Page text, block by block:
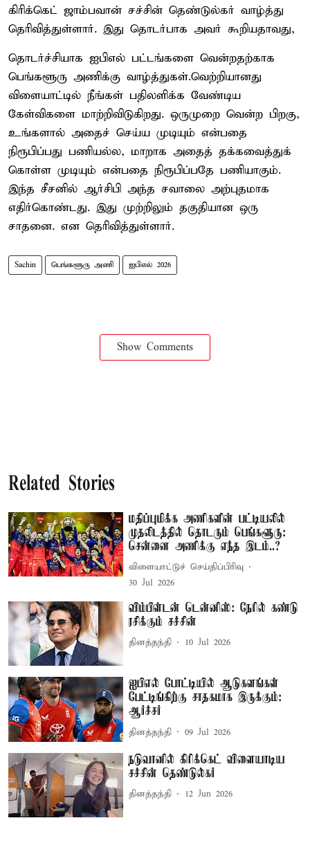
கிரிக்கெட் ஜாம்பவான் சச்சின் தெண்டுல்கர் வாழ்த்து
தெரிவித்துள்ளார். இது தொடர்பாக அவர் கூறியதாவது,
தொடர்ச்சியாக ஐபிஎல் பட்டங்களை வென்றதற்காக
பெங்களூரு அணிக்கு வாழ்த்துகள்.வெற்றியானது
விளையாட்டில் நீங்கள் பதிலளிக்க வேண்டிய
கேள்விகளை மாற்றிவிடுகிறது. ஒருமுறை வென்ற பிறகு,
உங்களால் அதைச் செய்ய முடியும் என்பதை
நிரூபிப்பது பணியல்ல, மாறாக அதைத் தக்கவைத்துக்
கொள்ள முடியும் என்பதை நிரூபிப்பதே பணியாகும்.
இந்த சீசனில் ஆர்சிபி அந்த சவாலை அற்புதமாக
எதிர்கொண்டது. இது முற்றிலும் தகுதியான ஒரு
சாதனை. என தெரிவித்துள்ளார்.
Sachin பெங்களூரு அணி ஐபிஎல் 2026
Show Comments
Related Stories
மதிப்புமிக்க அணிகளின் பட்டியலில்
முதலிடத்தில் தொடரும் பெங்களூரு:
சென்னை அணிக்கு எந்த இடம்..?
விளையாட்டுச் செய்திப்பிரிவு
30 Jul 2026
விம்பிள்டன் டென்னிஸ்: நேரில் கண்டு
ரசிக்கும் சச்சின்
தினத்தந்தி 10 Jul 2026
ஐபிஎல் போட்டியில் ஆடுகளங்கள்
பேட்டிங்கிற்கு சாதகமாக இருக்கும்:
ஆர்ச்சர்
தினத்தந்தி 09 Jul 2026
நடுவானில் கிரிக்கெட் விளையாடிய
சச்சின் தெண்டுல்கர்
தினத்தந்தி 12 Jun 2026